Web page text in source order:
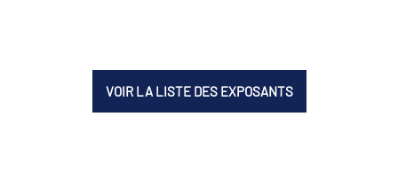
VOIR LA LISTE DES EXPOSANTS